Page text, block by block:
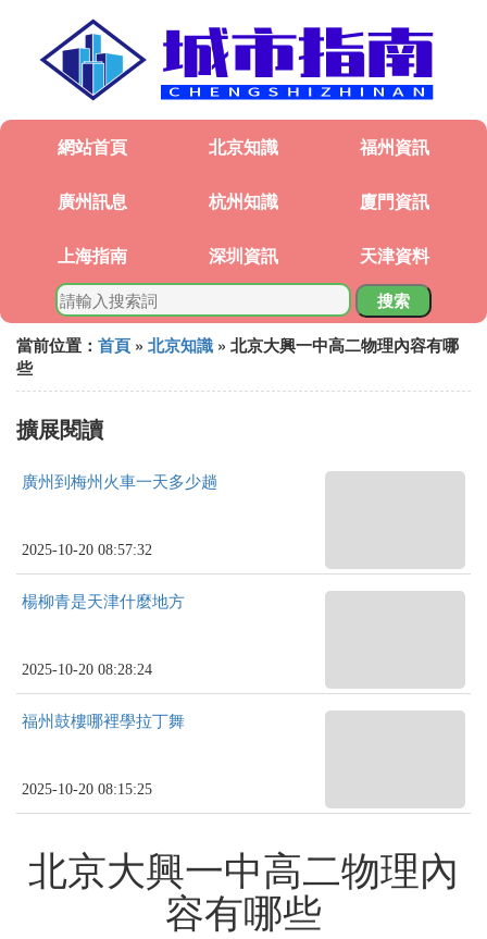
網站首頁 北京知識 福州資訊
廣州訊息 杭州知識 廈門資訊
上海指南 深圳資訊 天津資料
搜索
當前位置： 首頁 » 北京知識 » 北京大興一中高二物理內容有哪
些
擴展閱讀
廣州到梅州火車一天多少趟
2025-10-20 08:57:32
楊柳青是天津什麼地方
2025-10-20 08:28:24
福州鼓樓哪裡學拉丁舞
2025-10-20 08:15:25
北京大興一中高二物理內
容有哪些